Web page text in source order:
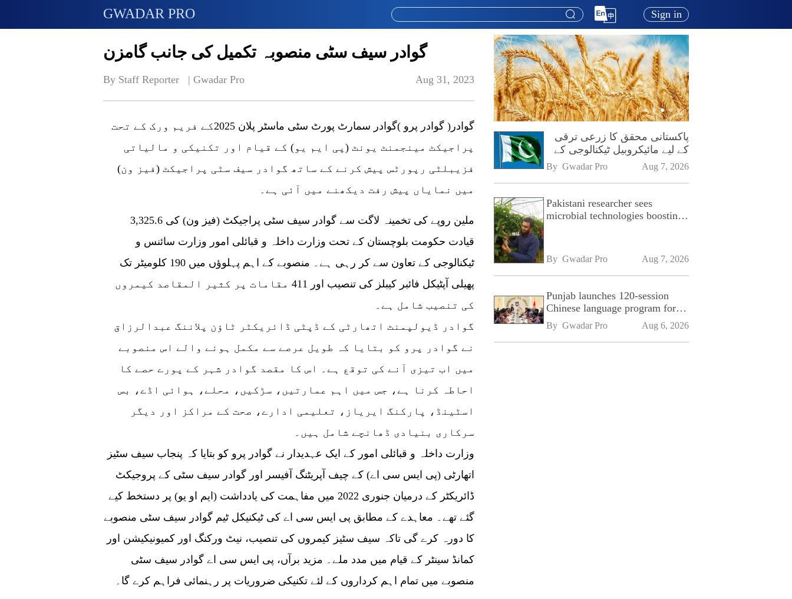
GWADAR PRO Sign in
گوادر سیف سٹی منصوبہ تکمیل کی جانب گامزن
By Staff Reporter   | Gwadar Pro Aug 31, 2023
گوادر( گوادر پرو )گوادر سمارٹ پورٹ سٹی ماسٹر پلان 2025کے فریم ورک کے تحت
پراجیکٹ مینجمنٹ یونٹ (پی ایم یو) کے قیام اور تکنیکی و مالیاتی
فزیبلٹی رپورٹس پیش کرنے کے ساتھ گوادر سیف سٹی پراجیکٹ (فیز ون)
میں نمایاں پیش رفت دیکھنے میں آئی ہے۔
3,325.6 ملین روپے کی تخمینہ لاگت سے گوادر سیف سٹی پراجیکٹ (فیز ون) کی
قیادت حکومت بلوچستان کے تحت وزارت داخلہ و قبائلی امور وزارت سائنس و
ٹیکنالوجی کے تعاون سے کر رہی ہے۔ منصوبے کے اہم پہلوؤں میں 190 کلومیٹر تک
پھیلی آپٹیکل فائبر کیبلز کی تنصیب اور 411 مقامات پر کثیر المقاصد کیمروں
کی تنصیب شامل ہے۔
نے گوادر پرو کو بتایا کہ طویل عرصے سے مکمل ہونے والے اس منصوبے
میں اب تیزی آنے کی توقع ہے۔ اس کا مقصد گوادر شہر کے پورے حصے کا
احاطہ کرنا ہے، جس میں اہم عمارتیں، سڑکیں، محلے، ہوائی اڈے، بس
اسٹینڈ، پارکنگ ایریاز، تعلیمی ادارے، صحت کے مراکز اور دیگر
سرکاری بنیادی ڈھانچے شامل ہیں۔
وزارت داخلہ و قبائلی امور کے ایک عہدیدار نے گوادر پرو کو بتایا کہ پنجاب سیف سٹیز
اتھارٹی (پی ایس سی اے) کے چیف آپریٹنگ آفیسر اور گوادر سیف سٹی کے پروجیکٹ
ڈائریکٹر کے درمیان جنوری 2022 میں مفاہمت کی یادداشت (ایم او یو) پر دستخط کیے
گئے تھے۔ معاہدے کے مطابق پی ایس سی اے کی ٹیکنیکل ٹیم گوادر سیف سٹی منصوبے
کا دورہ کرے گی تاکہ سیف سٹیز کیمروں کی تنصیب، نیٹ ورکنگ اور کمیونیکیشن اور
کمانڈ سینٹر کے قیام میں مدد ملے۔ مزید برآں، پی ایس سی اے گوادر سیف سٹی
منصوبے میں تمام اہم کرداروں کے لئے تکنیکی ضروریات پر رہنمائی فراہم کرے گا۔
پاکستانی محقق کا زرعی ترقی
کے لیے مائیکروبیل ٹیکنالوجی کے
فروغ پر زور
By Gwadar Pro Aug 7, 2026
Pakistani researcher sees
microbial technologies boosting
By Gwadar Pro Aug 7, 2026
Punjab launches 120-session
Chinese language program for
SPU
By Gwadar Pro Aug 6, 2026